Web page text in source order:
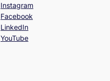
Instagram
Facebook
LinkedIn
YouTube